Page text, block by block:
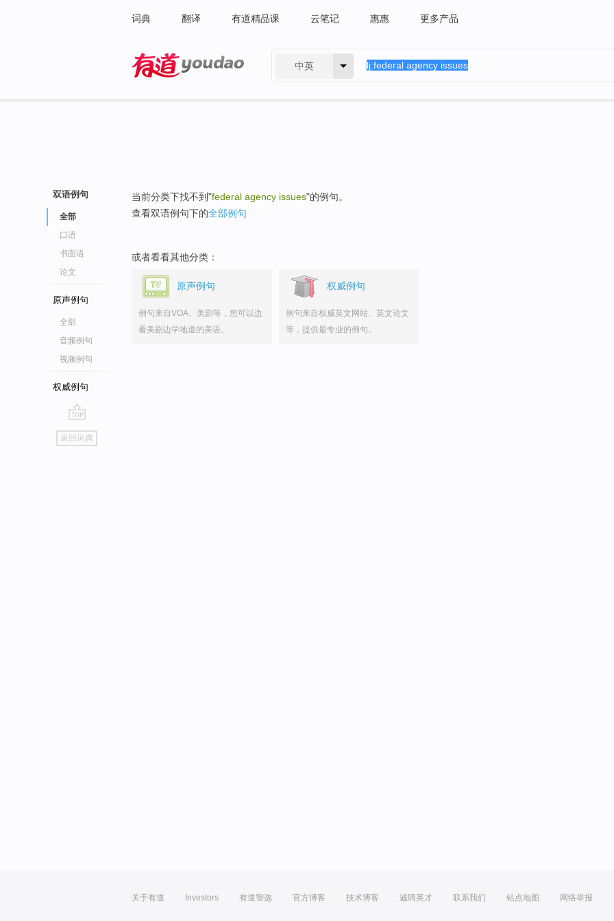
词典 翻译 有道精品课 云笔记 惠惠 更多产品
中英
双语例句
全部
口语
书面语
论文
原声例句
全部
音频例句
视频例句
权威例句
go
top
返回词典
当前分类下找不到"federal agency issues"的例句。
查看双语例句下的全部例句
或者看看其他分类：
原声例句
例句来自VOA、美剧等，您可以边
看美剧边学地道的美语。
权威例句
例句来自权威英文网站、英文论文
等，提供最专业的例句。
关于有道 Investors 有道智选 官方博客 技术博客 诚聘英才 联系我们 站点地图 网络举报